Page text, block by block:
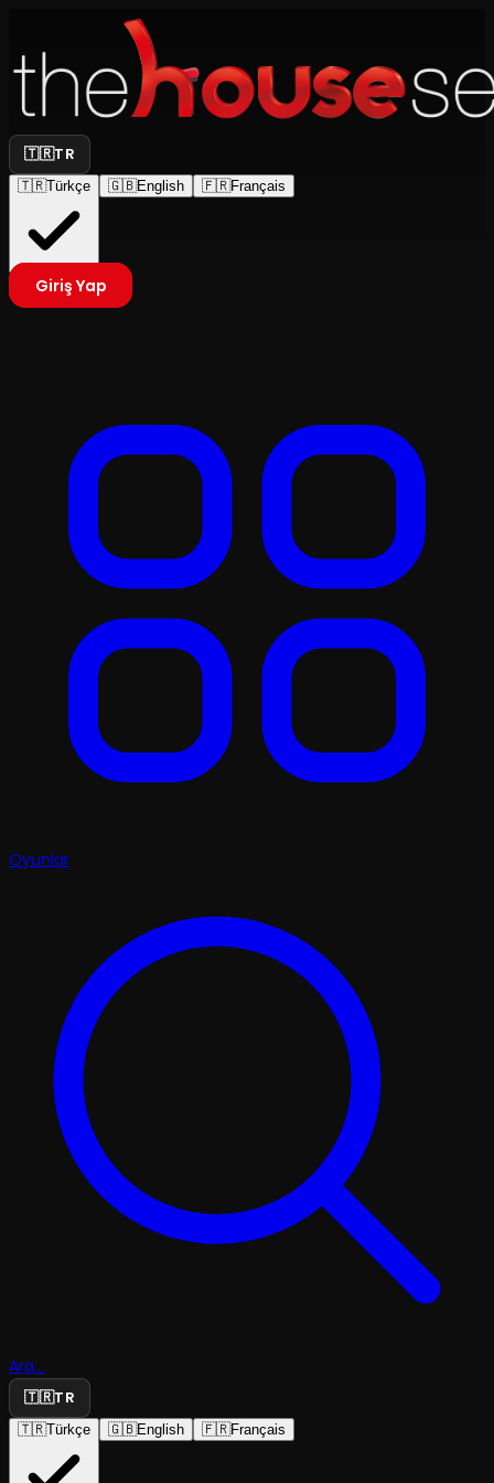
🇹🇷TR
🇹🇷Türkçe 🇬🇧English 🇫🇷Français
Giriş Yap
Oyunlar
Ara...
🇹🇷TR
🇹🇷Türkçe 🇬🇧English 🇫🇷Français